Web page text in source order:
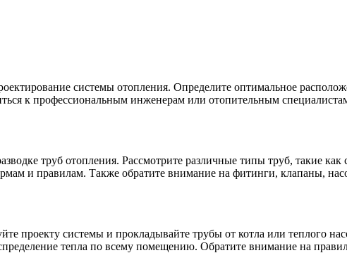
системы отопления. Определите оптимальное
к профессиональным инженерам или отопительным
труб отопления. Рассмотрите различные типы труб, такие
и правилам. Также обратите внимание на фитинги, клапаны,
проекту системы и прокладывайте трубы от котла или теплого
тепла по всему помещению. Обратите внимание на